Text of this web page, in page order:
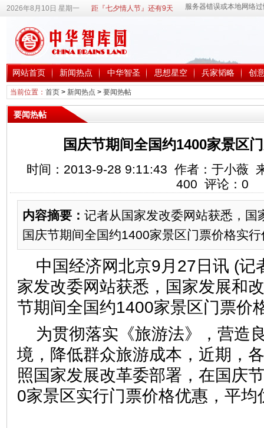
2026年8月10日 星期一 距『七夕情人节』还有9天
网站首页 新闻热点 中华智圣 思想星空 兵家韬略 创
当前位置： 首页> 新闻热点 > 要闻热帖
要闻热帖
国庆节期间全国约1400家景区
时间：2013-9-28 9:11:43 作者：于小薇
400 评论： 0
内容摘要： 记者从国家发改委网站获悉，国
国庆节期间全国约1400家景区门票价格实行
中国经济网北京9月27日讯 (记
家发改委网站获悉，国家发展和
节期间全国约1400家景区门票价
为贯彻落实《旅游法》，营造
境，降低群众旅游成本，近期，
照国家发展改革委部署，在国庆
0家景区实行门票价格优惠，平